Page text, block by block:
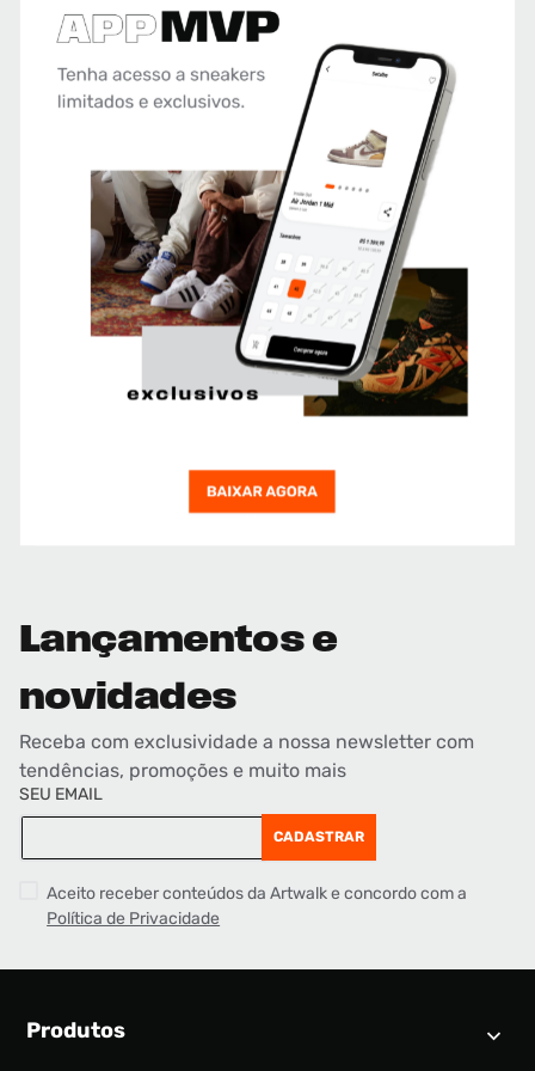
Lançamentos e
novidades
Receba com exclusividade a nossa newsletter com
tendências, promoções e muito mais
SEU EMAIL
CADASTRAR
Aceito receber conteúdos da Artwalk e concordo com a
Política de Privacidade
Produtos